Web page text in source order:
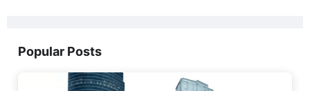
Popular Posts